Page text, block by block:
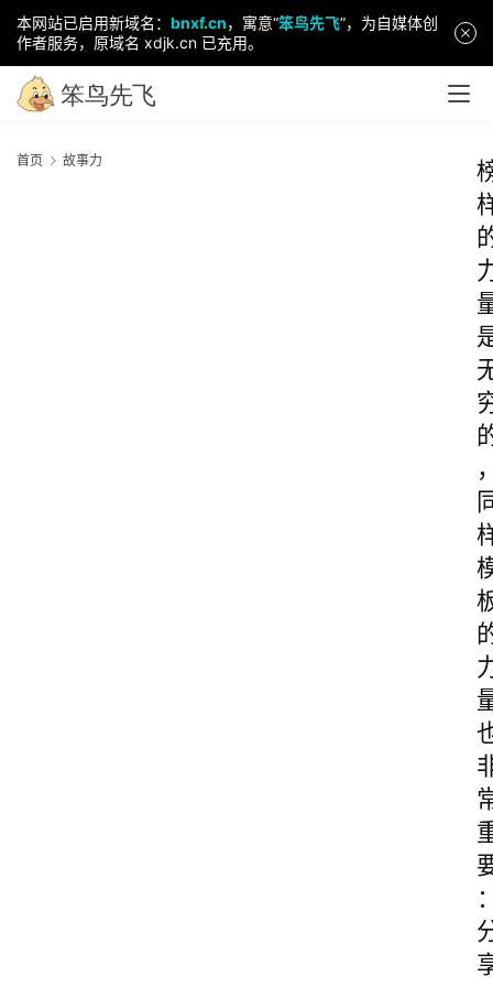
本网站已启用新域名： bnxf.cn，寓意“笨鸟先飞”，为自媒体创
作者服务，原域名 xdjk.cn 已充用。
首页 故事力